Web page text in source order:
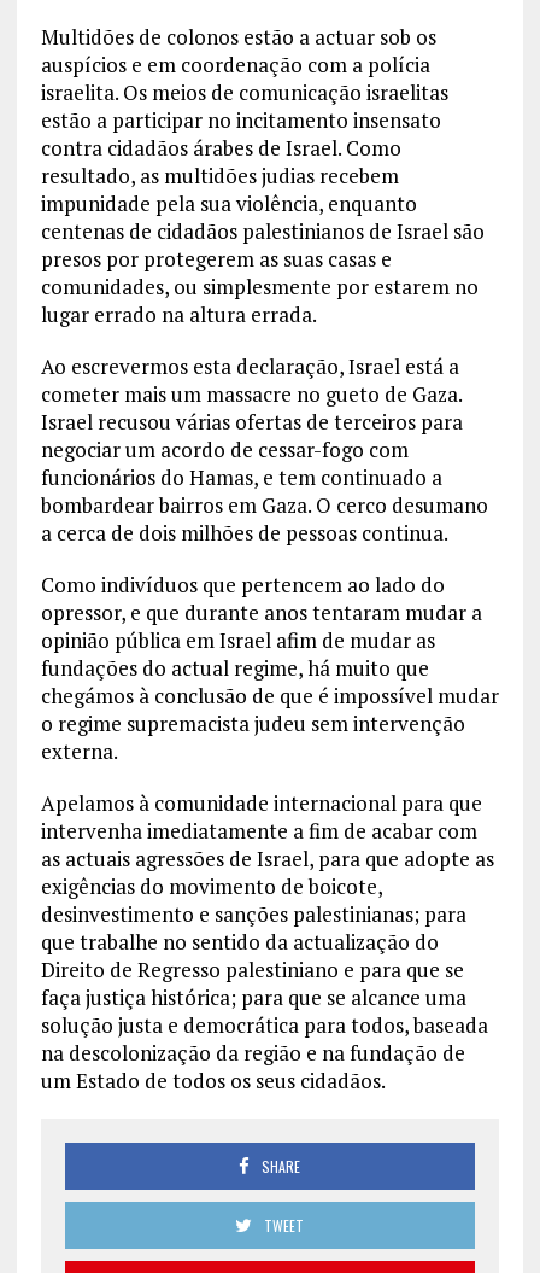
Multidões de colonos estão a actuar sob os
auspícios e em coordenação com a polícia
israelita. Os meios de comunicação israelitas
estão a participar no incitamento insensato
contra cidadãos árabes de Israel. Como
resultado, as multidões judias recebem
impunidade pela sua violência, enquanto
centenas de cidadãos palestinianos de Israel são
presos por protegerem as suas casas e
comunidades, ou simplesmente por estarem no
lugar errado na altura errada.
Ao escrevermos esta declaração, Israel está a
cometer mais um massacre no gueto de Gaza.
Israel recusou várias ofertas de terceiros para
negociar um acordo de cessar-fogo com
funcionários do Hamas, e tem continuado a
bombardear bairros em Gaza. O cerco desumano
a cerca de dois milhões de pessoas continua.
Como indivíduos que pertencem ao lado do
opressor, e que durante anos tentaram mudar a
opinião pública em Israel afim de mudar as
fundações do actual regime, há muito que
chegámos à conclusão de que é impossível mudar
o regime supremacista judeu sem intervenção
externa.
Apelamos à comunidade internacional para que
intervenha imediatamente a fim de acabar com
as actuais agressões de Israel, para que adopte as
exigências do movimento de boicote,
desinvestimento e sanções palestinianas; para
que trabalhe no sentido da actualização do
Direito de Regresso palestiniano e para que se
faça justiça histórica; para que se alcance uma
solução justa e democrática para todos, baseada
na descolonização da região e na fundação de
um Estado de todos os seus cidadãos.
SHARE
TWEET